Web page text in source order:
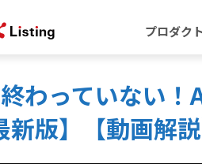
プロダクト
わっていない
版】【動画解説